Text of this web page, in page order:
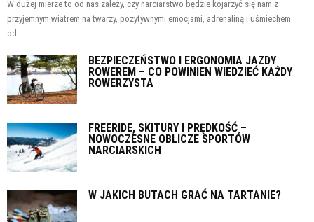
W dużej mierze to od nas zależy, czy narciarstwo będzie kojarzyć się nam z
przyjemnym wiatrem na twarzy, pozytywnymi emocjami, adrenaliną i uśmiechem
od...
BEZPIECZEŃSTWO I ERGONOMIA JAZDY
ROWEREM – CO POWINIEN WIEDZIEĆ KAŻDY
ROWERZYSTA
FREERIDE, SKITURY I PRĘDKOŚĆ –
NOWOCZESNE OBLICZE SPORTÓW
NARCIARSKICH
W JAKICH BUTACH GRAĆ NA TARTANIE?